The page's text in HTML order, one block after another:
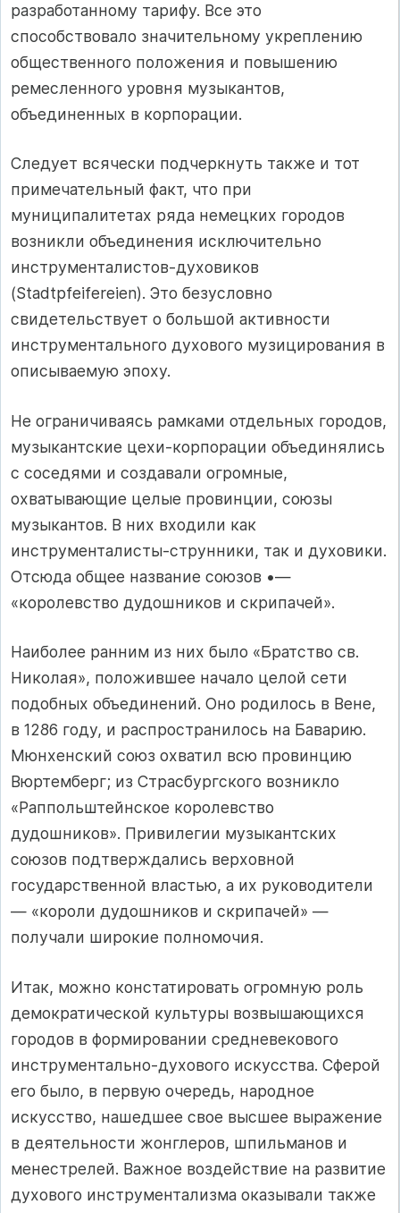
разработанному тарифу. Все это
способствовало значительному укреплению
общественного положения и повышению
ремесленного уровня музыкантов,
объединенных в корпорации.
Следует всячески подчеркнуть также и тот
примечательный факт, что при
муниципалитетах ряда немецких городов
возникли объединения исключительно
инструменталистов-духовиков
(Stadtpfeifereien). Это безусловно
свидетельствует о большой активности
инструментального духового музицирования в
описываемую эпоху.
Не ограничиваясь рамками отдельных городов,
музыкантские цехи-корпорации объединялись
с соседями и создавали огромные,
охватывающие целые провинции, союзы
музыкантов. В них входили как
инструменталисты-струнники, так и духовики.
Отсюда общее название союзов •—
«королевство дудошников и скрипачей».
Наиболее ранним из них было «Братство св.
Николая», положившее начало целой сети
подобных объединений. Оно родилось в Вене,
в 1286 году, и распространилось на Баварию.
Мюнхенский союз охватил всю провинцию
Вюртемберг; из Страсбургского возникло
«Раппольштейнское королевство
дудошников». Привилегии музыкантских
союзов подтверждались верховной
государственной властью, а их руководители
— «короли дудошников и скрипачей» —
получали широкие полномочия.
Итак, можно констатировать огромную роль
демократической культуры возвышающихся
городов в формировании средневекового
инструментально-духового искусства. Сферой
его было, в первую очередь, народное
искусство, нашедшее свое высшее выражение
в деятельности жонглеров, шпильманов и
менестрелей. Важное воздействие на развитие
духового инструментализма оказывали также